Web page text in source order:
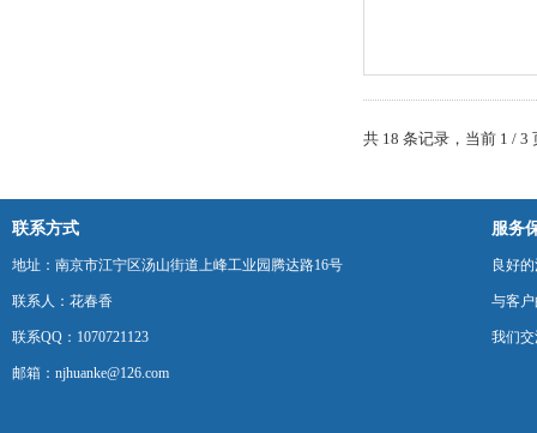
共 18 条记录，当前 1 /
联系方式
地址：南京市江宁区汤山街道上峰工业园腾达路16号
联系人：花春香
联系QQ：1070721123
邮箱：njhuanke@126.com
服务
良好
与客
我们